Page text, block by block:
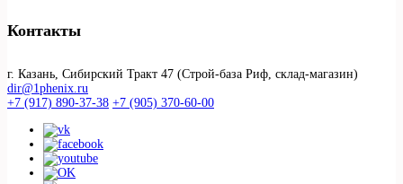
Контакты
г. Казань, Сибирский Тракт 47 (Строй-база Риф, склад-магазин)
dir@1phenix.ru
+7 (917) 890-37-38 +7 (905) 370-60-00